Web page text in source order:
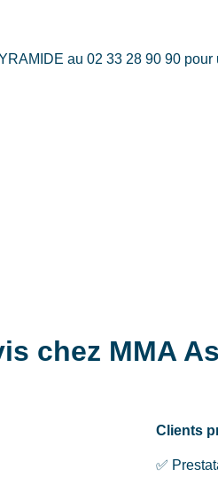
au 02 33 28 90 90
chez MMA
Clients
✅